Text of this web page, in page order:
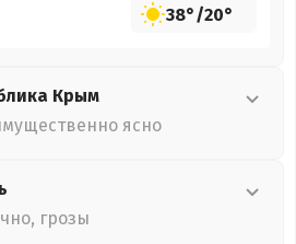
38°/20°
Крым
ясно
грозы